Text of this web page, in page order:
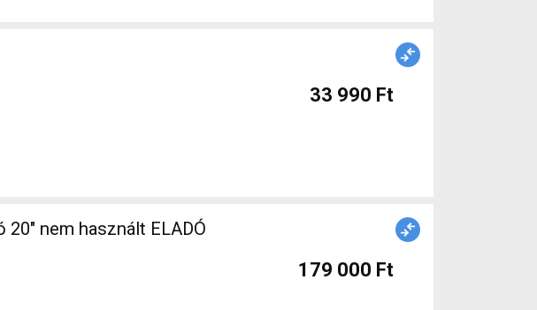
33 990 Ft
20" nem használt ELADÓ
179 000 Ft